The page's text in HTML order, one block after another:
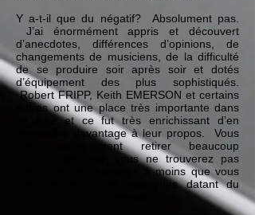
Y a-t-il que du négatif? Absolument pas.
J’ai énormément appris et découvert
d’anecdotes, différences d’opinions, de
changements de musiciens, de la difficulté
de se produire soir après soir et dotés
d’équipement des plus sophistiqués.
Robert FRIPP, Keith EMERSON et certains
autres ont une place très importante dans
ce livre et ce fut très enrichissant d’en
apprendre davantage à leur propos. Vous
allez certainement retirer beaucoup
d’information que vous ne trouverez pas
dans d’autres ouvrages à moins que vous
ayez accès à des entrevues datant du